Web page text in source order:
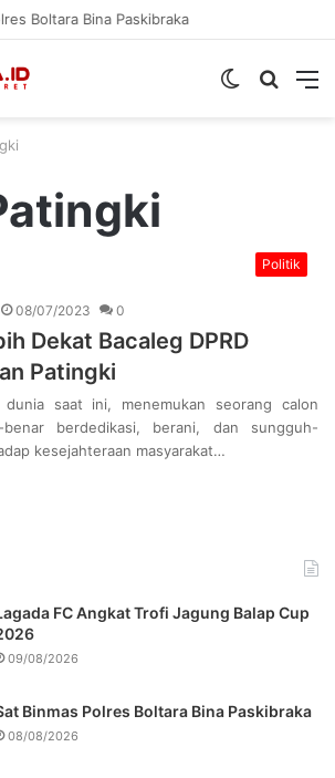
Boltara Bina Paskibraka
Search
Switch
Politik
08/07/2023 0
Dekat Bacaleg DPRD
Patingki
dunia saat ini, menemukan seorang calon
berdedikasi, berani, dan sungguh-
kesejahteraan masyarakat…
FC Angkat Trofi Jagung Balap Cup
09/08/2026
Binmas Polres Boltara Bina Paskibraka
08/08/2026